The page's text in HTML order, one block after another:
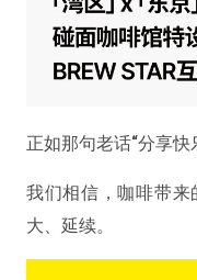
正如那句老话“分享快
我们相信，咖啡带
大、延续。